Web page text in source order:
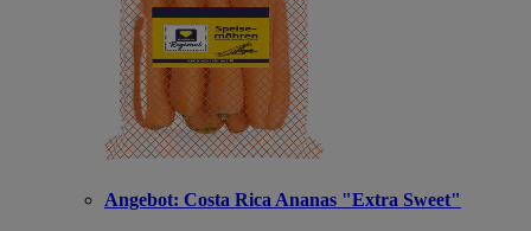
Angebot: Costa Rica Ananas "Extra Sweet"